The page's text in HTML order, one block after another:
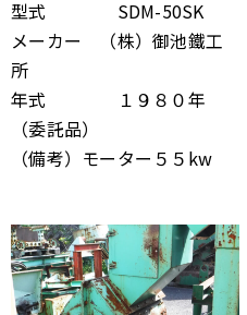
型式 SDM-50SK
メーカー （株）御池鐵工
所
年式 １９８０年
（委託品）
（備考）モーター５５kw